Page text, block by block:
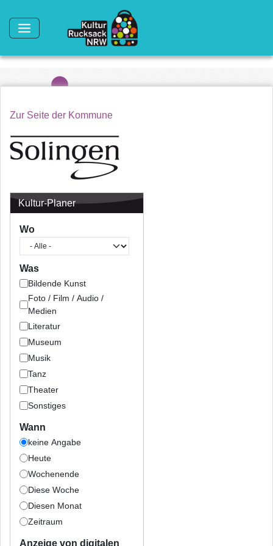
Zur Seite der Kommune
Kultur-Planer
Wo
Was
Bildende Kunst
Foto / Film / Audio /
Medien
Literatur
Museum
Musik
Tanz
Theater
Sonstiges
Wann
keine Angabe
Heute
Wochenende
Diese Woche
Diesen Monat
Zeitraum
Anzeige von digitalen